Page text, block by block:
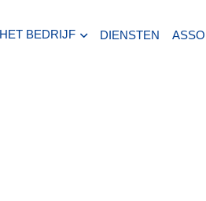
HET BEDRIJF DIENSTEN